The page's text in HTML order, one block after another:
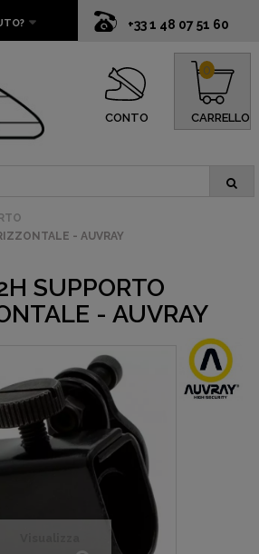
+33 1 48 07 51 60
CONTO CARRELLO
0
- AUVRAY
SUPPORTO
- AUVRAY